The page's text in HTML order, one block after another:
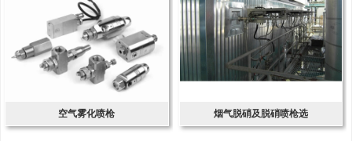
空气雾化喷枪 烟气脱硝及脱硝喷枪选